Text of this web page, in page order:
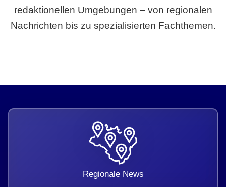
redaktionellen Umgebungen – von regionalen
Nachrichten bis zu spezialisierten Fachthemen.
Regionale News